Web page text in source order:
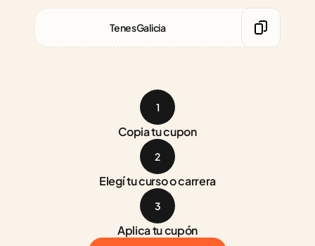
TenesGalicia
1
Copia tu cupon
2
Elegí tu curso o carrera
3
Aplica tu cupón